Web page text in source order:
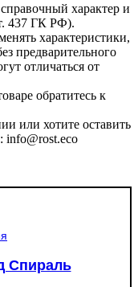
характер и
437 ГК РФ).
характеристики,
предварительного
отличаться от
обратитесь к
или хотите оставить
info@rost.eco
Спираль